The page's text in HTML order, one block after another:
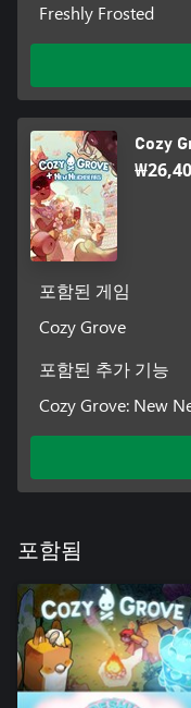
Freshly Frosted
Cozy
포함된 게임
Cozy Grove
포함된 추가 기능
Cozy Grove: New
포함됨